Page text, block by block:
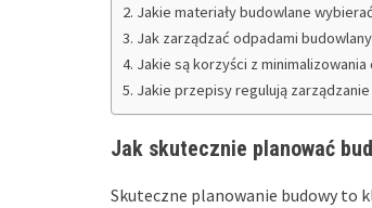
Jakie materiały budowlane
Jak zarządzać odpadami
Jakie są korzyści z
Jakie przepisy regulują
Jak skutecznie planować
Skuteczne planowanie budowy to